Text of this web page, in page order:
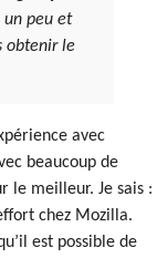
un peu et
obtenir le
avec
beaucoup de
le meilleur. Je sais :
chez Mozilla.
est possible de